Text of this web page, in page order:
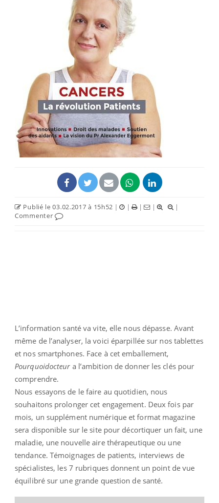
Publié le 03.02.2017 à 15h52 | | | |
|
Commenter
L’information santé va vite, elle nous dépasse. Avant
même de l’analyser, la voici éparpillée sur nos tablettes
et nos smartphones. Face à cet emballement,
Pourquoidocteura l’ambition de donner les clés pour
comprendre.
Nous essayons de le faire au quotidien, nous
souhaitons prolonger cet engagement. Deux fois par
mois, un supplément numérique et format magazine
sera disponible sur le site pour décortiquer un fait, une
maladie, une nouvelle aire thérapeutique ou une
tendance. Témoignages de patients, interviews de
spécialistes, les 7 rubriques donnent un point de vue
équilibré sur une grande question de santé.